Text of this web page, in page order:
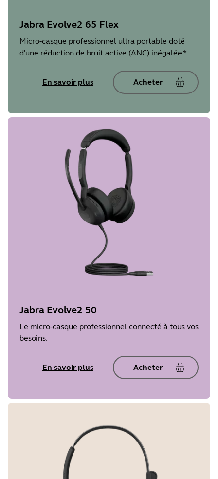
Jabra Evolve2 65 Flex
Micro-casque professionnel ultra portable doté
d'une réduction de bruit active (ANC) inégalée.*
En savoir plus Acheter
Jabra Evolve2 50
Le micro-casque professionnel connecté à tous vos
besoins.
En savoir plus Acheter